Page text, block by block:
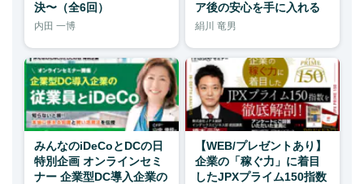
決〜（全6回）
内田 一博
ア後の安心を手に入れる
絹川 竜男
みんなのiDeCoとDCの日
特別企画 オンラインセミ
ナー 企業型DC導入企業の
【WEB/プレゼントあり】
企業の「稼ぐ力」に着目
したJPXプライム150指数